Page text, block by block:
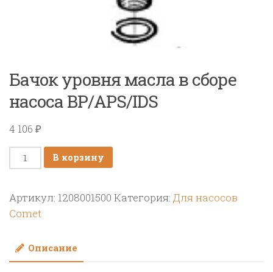
Бачок уровня масла в сборе
насоса BP/APS/IDS
4 106 ₽
Количество
товара
уровня
масла
сборе
насоса
В корзину
Артикул: 1208001500 Категория: Для насосов
Comet
Описание